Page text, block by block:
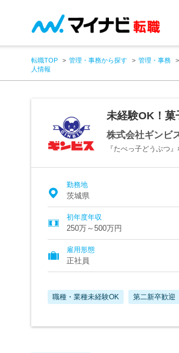
転職TOP 管理・事務から探す
管理・事務
人情報
未経験OK！
株式会社ギンビ
『たべっ子どうぶつ
勤務地
茨城県
初年度年収
250万～500万円
雇用形態
正社員
職種・業種未経験OK 第二新卒歓迎